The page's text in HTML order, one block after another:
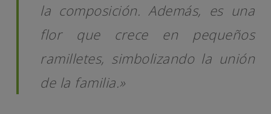
la composición. Además, es una
flor que crece en pequeños
ramilletes, simbolizando la unión
de la familia.»